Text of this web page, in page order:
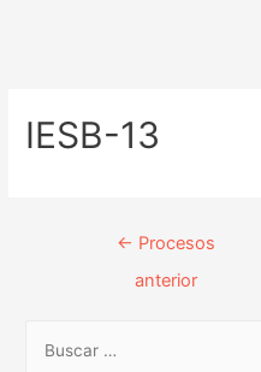
IESB-13
← Procesos
anterior